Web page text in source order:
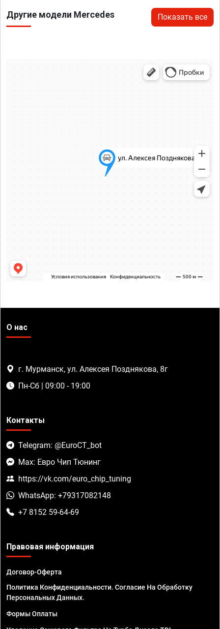
Другие модели Mercedes Показать все
О нас
г. Мурманск, ул. Алексея Позднякова, 8г
Пн-Сб | 09:00 - 19:00
Контакты
Telegram: @EuroCT_bot
Max: Евро Чип Тюнинг
https://vk.com/euro_chip_tuning
WhatsApp: +79317082148
+7 8152 59-64-69
Правовая информация
Договор-Оферта
Политика Конфиденциальности. Согласие На Обработку
Персональных Данных.
Формы Оплаты